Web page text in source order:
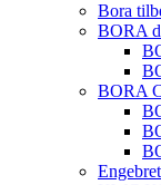
Bora
BORA
BORA